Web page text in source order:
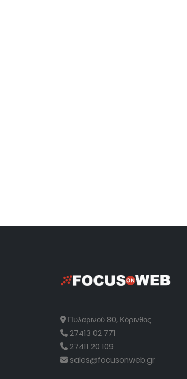
Πυλαρινού 80, Κόρινθος
27413 02 771
27411 20 109
sales@focusonweb.gr